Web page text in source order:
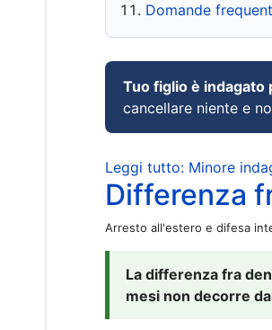
Domande
Tuo figlio è
cancellare niente e
Leggi tutto: Minore
Differenza
Arresto all'estero e difesa
La differenza fra
mesi non decorre